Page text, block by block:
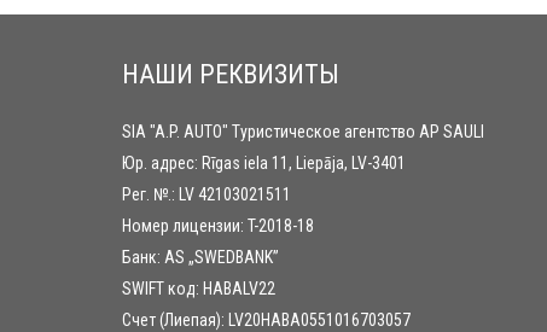
НАШИ РЕКВИЗИТЫ
SIA "A.P. AUTO" Туристическое агентство AP SAULI
Юр. адрес: Rīgas iela 11, Liepāja, LV-3401
Рег. №.: LV 42103021511
Номер лицензии: T-2018-18
Банк: AS „SWEDBANK”
SWIFT код: HABALV22
Счет (Лиепая): LV20HABA0551016703057